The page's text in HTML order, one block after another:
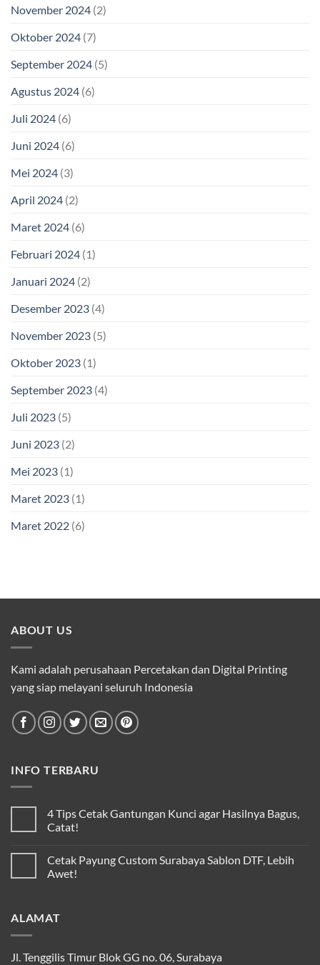
November 2024 (2)
Oktober 2024 (7)
September 2024 (5)
Agustus 2024 (6)
Juli 2024 (6)
Juni 2024 (6)
Mei 2024 (3)
April 2024 (2)
Maret 2024 (6)
Februari 2024 (1)
Januari 2024 (2)
Desember 2023 (4)
November 2023 (5)
Oktober 2023 (1)
September 2023 (4)
Juli 2023 (5)
Juni 2023 (2)
Mei 2023 (1)
Maret 2023 (1)
Maret 2022 (6)
ABOUT US
Kami adalah perusahaan Percetakan dan Digital Printing
yang siap melayani seluruh Indonesia
INFO TERBARU
4 Tips Cetak Gantungan Kunci agar Hasilnya Bagus,
Catat!
Cetak Payung Custom Surabaya Sablon DTF, Lebih
Awet!
ALAMAT
Jl. Tenggilis Timur Blok GG no. 06, Surabaya